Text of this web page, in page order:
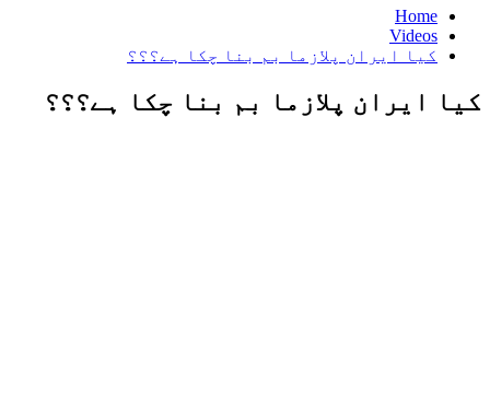
Home
Videos
کیا ایران پلازما بم بنا چکا ہے؟؟؟
کیا ایران پلازما بم بنا چکا ہے؟؟؟